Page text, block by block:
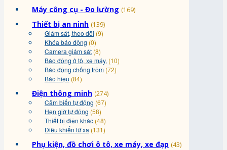
Máy công cụ - Đo lường (169)
Thiết bị an ninh (139)
Giám sát, theo dõi (9)
Khóa báo động (0)
Camera giám sát (8)
Báo động ô tô, xe máy, (10)
Báo động chống trộm (72)
Báo hiệu (84)
Điện thông minh (274)
Cảm biến tự động (67)
Hẹn giờ tự động (58)
Thiết bị điện khác (48)
Điều khiển từ xa (131)
Phụ kiện, đồ chơi ô tô, xe máy, xe đạp (43)